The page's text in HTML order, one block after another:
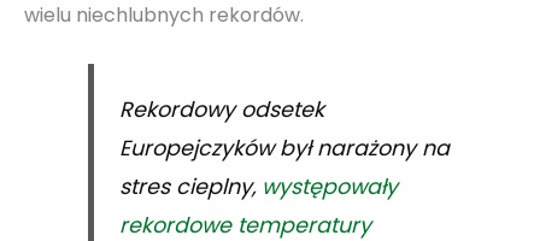
wielu niechlubnych rekordów.
Rekordowy odsetek
Europejczyków był narażony na
stres cieplny, występowały
rekordowe temperatury